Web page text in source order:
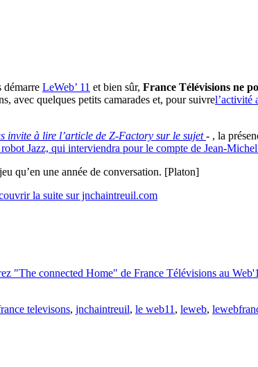
démarre LeWeb’ 11 et bien sûr, France Télévisions ne
avec quelques petits camarades et, pour suivrel’activité
invite à lire l’article de Z-Factory sur le sujet- , la
Jazz, qui interviendra pour le compte de Jean-
qu’en une année de conversation. [Platon]
la suite sur jnchaintreuil.com
"The connected Home" de France Télévisions au
televisons, jnchaintreuil, le web11 , leweb,